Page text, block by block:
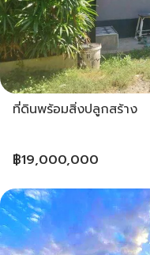
ที่ดินพร้อมสิ่งปลูกสร้าง
฿19,000,000